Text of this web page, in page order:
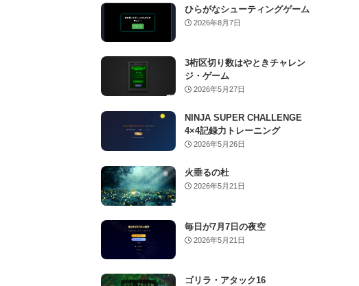
ひらがなシューティングゲーム
2026年8月7日
3桁区切り数はやときチャレン
ジ・ゲーム
2026年5月27日
NINJA SUPER CHALLENGE
4×4記録力トレーニング
2026年5月26日
火垂るの杜
2026年5月21日
毎日が7月7日の夜空
2026年5月21日
ゴリラ・アタック16